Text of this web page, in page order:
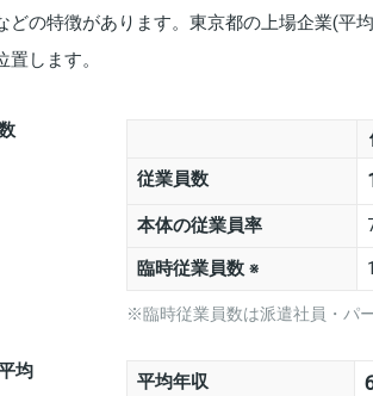
どの特徴があります。東京都の上場企業(平
置します。
従業員数
本体の従業員率
臨時従業員数※
※臨時従業員数は派遣社員・パ
均 平均年収